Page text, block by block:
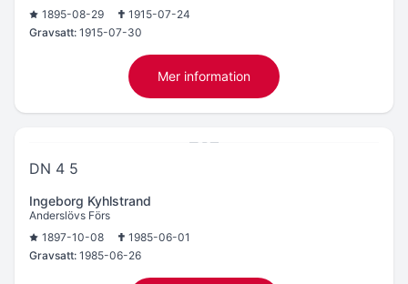
1895-08-29
1915-07-24
Gravsatt: 1915-07-30
Mer information
DN 4 5
Ingeborg Kyhlstrand
Anderslövs Förs
1897-10-08
1985-06-01
Gravsatt: 1985-06-26